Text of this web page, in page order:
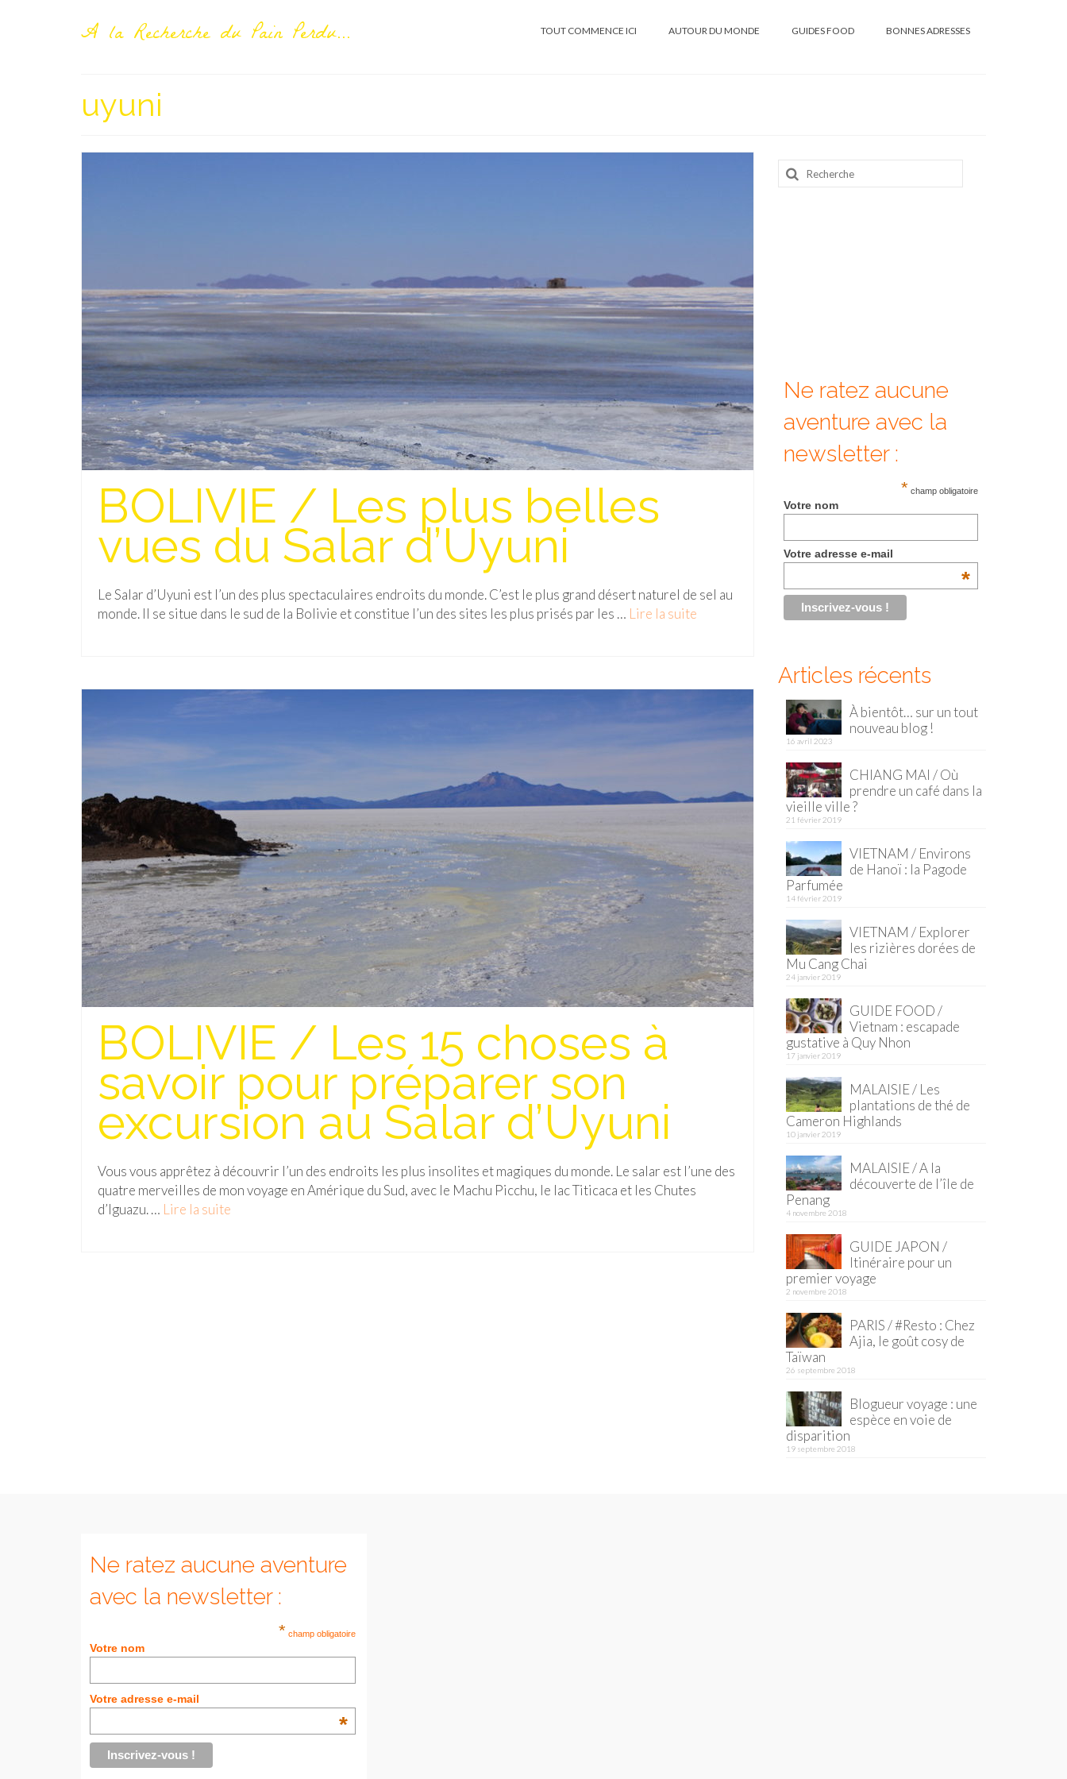
A la Recherche du Pain Perdu... TOUT COMMENCE ICI AUTOUR DU MONDE GUIDES FOOD BONNES ADRESSES
uyuni
BOLIVIE / Les plus belles
vues du Salar d’Uyuni
Le Salar d’Uyuni est l’un des plus spectaculaires endroits du monde. C’est le plus grand désert naturel de sel au
monde. Il se situe dans le sud de la Bolivie et constitue l’un des sites les plus prisés par les … Lire la suite­­
BOLIVIE / Les 15 choses à
savoir pour préparer son
excursion au Salar d’Uyuni
Vous vous apprêtez à découvrir l’un des endroits les plus insolites et magiques du monde. Le salar est l’une des
quatre merveilles de mon voyage en Amérique du Sud, avec le Machu Picchu, le lac Titicaca et les Chutes
d’Iguazu. … Lire la suite­­
Rechercher
:
Ne ratez aucune
aventure avec la
newsletter :
* champ obligatoire
Votre nom
Votre adresse e-mail
*
Articles récents
À bientôt… sur un tout
nouveau blog !
16 avril 2023
CHIANG MAI / Où
prendre un café dans la
vieille ville ?
21 février 2019
VIETNAM / Environs
de Hanoï : la Pagode
Parfumée
14 février 2019
VIETNAM / Explorer
les rizières dorées de
Mu Cang Chai
24 janvier 2019
GUIDE FOOD /
Vietnam : escapade
gustative à Quy Nhon
17 janvier 2019
MALAISIE / Les
plantations de thé de
Cameron Highlands
10 janvier 2019
MALAISIE / A la
découverte de l’île de
Penang
4 novembre 2018
GUIDE JAPON /
Itinéraire pour un
premier voyage
2 novembre 2018
PARIS / #Resto : Chez
Ajia, le goût cosy de
Taïwan
26 septembre 2018
Blogueur voyage : une
espèce en voie de
disparition
19 septembre 2018
Ne ratez aucune aventure
avec la newsletter :
* champ obligatoire
Votre nom
Votre adresse e-mail
*